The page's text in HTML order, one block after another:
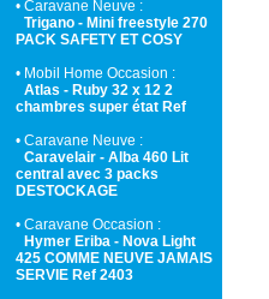
• Caravane Neuve :
Trigano - Mini freestyle 270
PACK SAFETY ET COSY
• Mobil Home Occasion :
Atlas - Ruby 32 x 12 2
chambres super état Ref
• Caravane Neuve :
Caravelair - Alba 460 Lit
central avec 3 packs
DESTOCKAGE
• Caravane Occasion :
Hymer Eriba - Nova Light
425 COMME NEUVE JAMAIS
SERVIE Ref 2403